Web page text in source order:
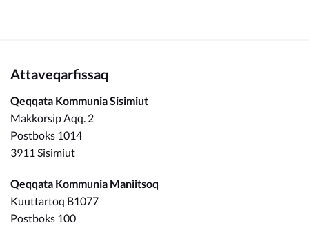
Attaveqarfissaq
Qeqqata Kommunia Sisimiut
Makkorsip Aqq. 2
Postboks 1014
3911 Sisimiut
Qeqqata Kommunia Maniitsoq
Kuuttartoq B1077
Postboks 100